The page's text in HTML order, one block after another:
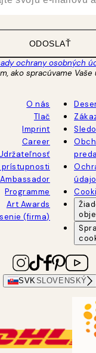
ODOSLAŤ
ochrany osobných
ako spracúvame Vaše
O nás
Tlač
Imprint
Career
Programme
Art Awards
(firma)
SVKSLOVENSKÝ